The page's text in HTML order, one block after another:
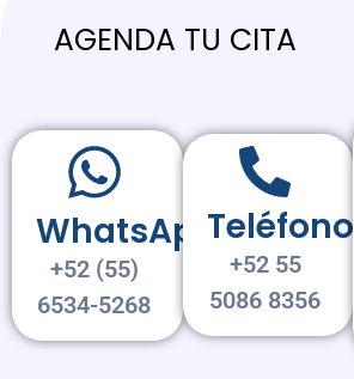
AGENDA TU CITA
WhatsApp
+52 (55)
6534-5268
Teléfono
+52 55
5086 8356